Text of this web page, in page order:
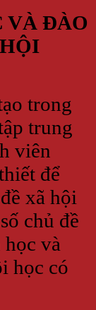
VÀ ĐÀO
trong
trung
viên
để
xã hội
chủ đề
và
học có